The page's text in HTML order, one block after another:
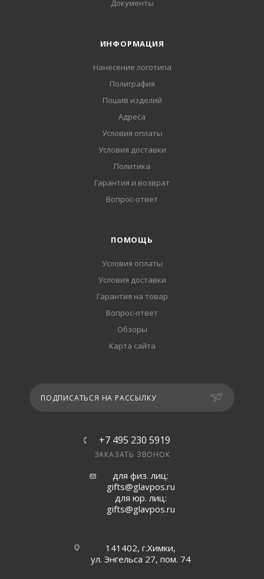
Документы
ИНФОРМАЦИЯ
Нанесение логотипа
Полиграфия
Пошив изделий
Адреса
Условия оплаты
Условия доставки
Политика
Гарантия и возврат
Вопрос-ответ
ПОМОЩЬ
Условия оплаты
Условия доставки
Гарантия на товар
Вопрос-ответ
Обзоры
Карта сайта
ПОДПИСАТЬСЯ НА РАССЫЛКУ
+7 495 230 5919
ЗАКАЗАТЬ ЗВОНОК
для физ. лиц:
gifts@glavpos.ru
для юр. лиц:
gifts@glavpos.ru
141402, г.Химки,
ул. Энгельса 27, пом. 74